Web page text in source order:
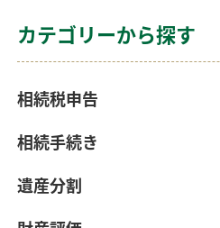
カテゴリーから探す
相続税申告
相続手続き
遺産分割